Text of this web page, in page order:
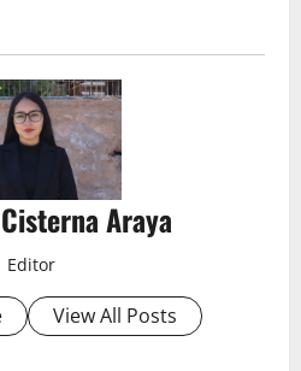
Araya
Editor
View All Posts